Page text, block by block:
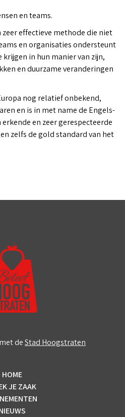
en teams.
effectieve methode die niet
en organisaties ondersteunt
in hun manier van zijn,
en duurzame veranderingen
nog relatief onbekend,
en is in met name de Engels-
en zeer gerespecteerde
zelfs de gold standard van het
deStad Hoogstraten
HOME
JE ZAAK